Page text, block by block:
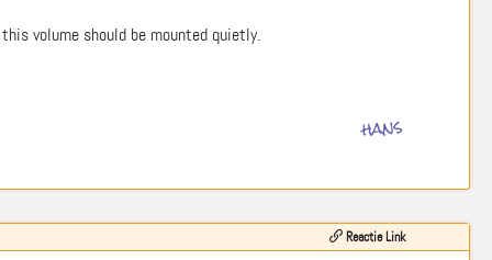
volume should be mounted quietly.
hans
Reactie Link